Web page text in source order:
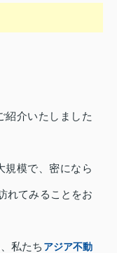
紹介いたしました
規模で、密になら
れてみることをお
私たち アジア不動